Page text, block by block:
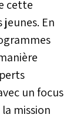
cette
En
un focus
mission